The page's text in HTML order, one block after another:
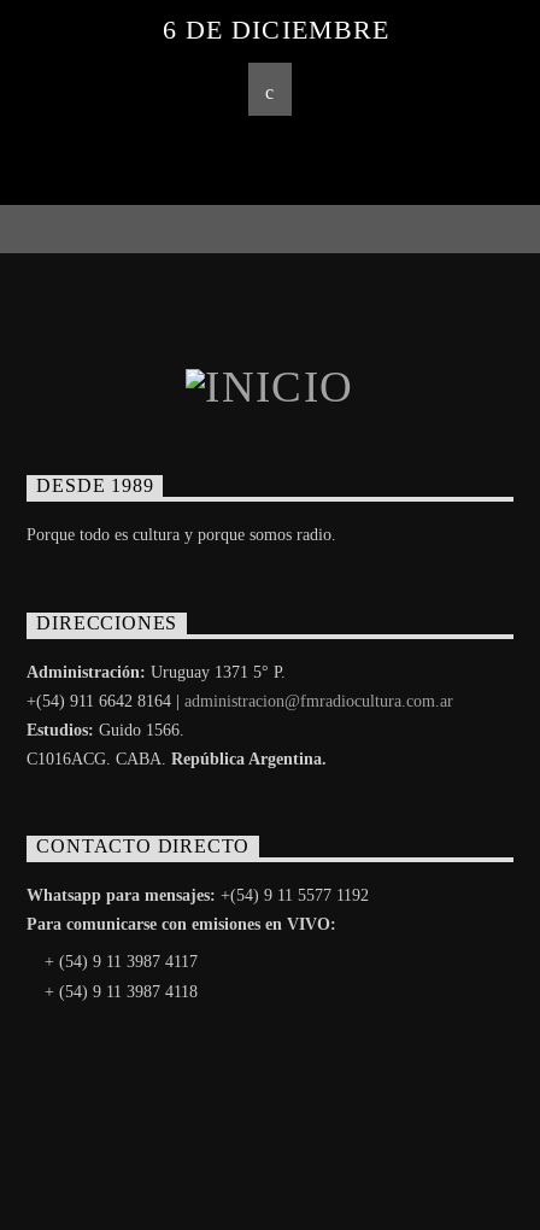
6 DE DICIEMBRE
DESDE 1989
Porque todo es cultura y porque somos radio.
DIRECCIONES
Administración: Uruguay 1371 5° P.
+(54) 911 6642 8164 |administracion@fmradiocultura.com.ar
Estudios: Guido 1566.
C1016ACG . CABA.República Argentina.
CONTACTO DIRECTO
Whatsapp para mensajes: +(54) 9 11 5577 1192
Para comunicarse con emisiones en VIVO:
+ (54) 9 11 3987 4117
+ (54) 9 11 3987 4118